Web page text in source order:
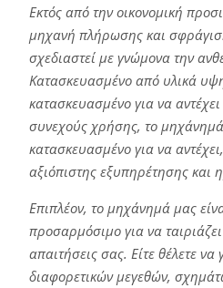
Εκτός από την οικονομική
μηχανή πλήρωσης και
σχεδιαστεί με γνώμονα την
Κατασκευασμένο από υλικά
κατασκευασμένο για να
συνεχούς χρήσης, το μηχάνημά
κατασκευασμένο για να
αξιόπιστης εξυπηρέτησης και
Επιπλέον, το μηχάνημά μας
προσαρμόσιμο για να
απαιτήσεις σας. Είτε θέλετε να
διαφορετικών μεγεθών,